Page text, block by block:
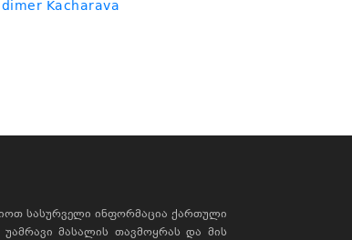
Kacharava
სასურველი ინფორმაცია ქართული
უამრავი მასალის თავმოყრას და მის